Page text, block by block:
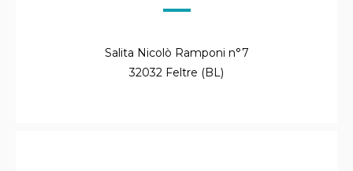
Salita Nicolò Ramponi n°7
32032 Feltre (BL)